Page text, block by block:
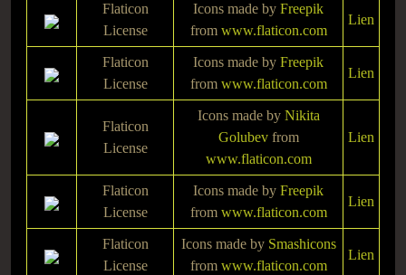
Flaticon
License
Icons made by Freepik
from www.flaticon.com
Lien
Flaticon
License
Icons made by Freepik
from www.flaticon.com
Lien
Flaticon
License
Icons made by Nikita
Golubevfrom
www.flaticon.com
Lien
Flaticon
License
Icons made by Freepik
from www.flaticon.com
Lien
Flaticon
License
Icons made by Smashicons
from www.flaticon.com
Lien